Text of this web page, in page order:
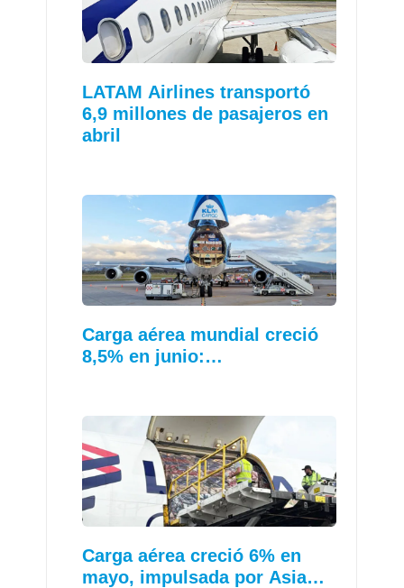
LATAM Airlines transportó
6,9 millones de pasajeros en
abril
Carga aérea mundial creció
8,5% en junio:…
Carga aérea creció 6% en
mayo, impulsada por Asia…